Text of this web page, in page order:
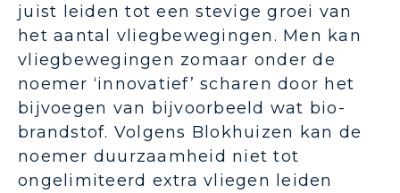
juist leiden tot een stevige groei van
het aantal vliegbewegingen. Men kan
vliegbewegingen zomaar onder de
noemer ‘innovatief’ scharen door het
bijvoegen van bijvoorbeeld wat bio-
brandstof. Volgens Blokhuizen kan de
noemer duurzaamheid niet tot
ongelimiteerd extra vliegen leiden